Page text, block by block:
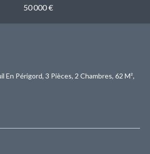
50 000 €
En Périgord, 3 Pièces, 2 Chambres, 62 M²,